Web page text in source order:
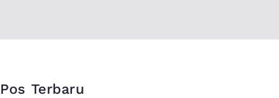
Pos Terbaru